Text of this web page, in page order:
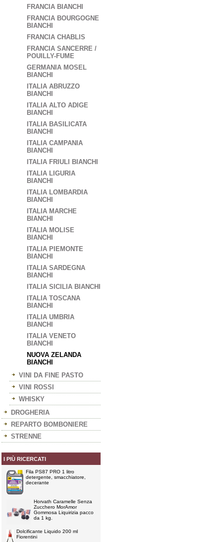
FRANCIA BIANCHI
FRANCIA BOURGOGNE
BIANCHI
FRANCIA CHABLIS
FRANCIA SANCERRE /
POUILLY-FUME
GERMANIA MOSEL
BIANCHI
ITALIA ABRUZZO
BIANCHI
ITALIA ALTO ADIGE
BIANCHI
ITALIA BASILICATA
BIANCHI
ITALIA CAMPANIA
BIANCHI
ITALIA FRIULI BIANCHI
ITALIA LIGURIA
BIANCHI
ITALIA LOMBARDIA
BIANCHI
ITALIA MARCHE
BIANCHI
ITALIA MOLISE
BIANCHI
ITALIA PIEMONTE
BIANCHI
ITALIA SARDEGNA
BIANCHI
ITALIA SICILIA BIANCHI
ITALIA TOSCANA
BIANCHI
ITALIA UMBRIA
BIANCHI
ITALIA VENETO
BIANCHI
NUOVA ZELANDA
BIANCHI
VINI DA FINE PASTO
VINI ROSSI
WHISKY
DROGHERIA
REPARTO BOMBONIERE
STRENNE
I PIÙ RICERCATI
Fila PS87 PRO 1 litro
detergente, smacchiatore,
decerante
Horvath Caramelle Senza
Zucchero MorAmor
Gommosa Liquirizia pacco
da 1 kg.
Dolcificante Liquido 200 ml
Fiorentini